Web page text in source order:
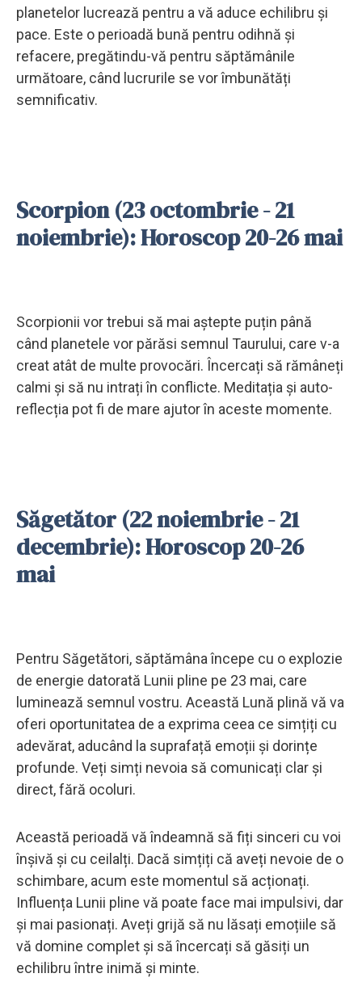
planetelor lucrează pentru a vă aduce echilibru și
pace. Este o perioadă bună pentru odihnă și
refacere, pregătindu-vă pentru săptămânile
următoare, când lucrurile se vor îmbunătăți
semnificativ.
Scorpion (23 octombrie - 21
noiembrie): Horoscop 20-26 mai
Scorpionii vor trebui să mai aștepte puțin până
când planetele vor părăsi semnul Taurului, care v-a
creat atât de multe provocări. Încercați să rămâneți
calmi și să nu intrați în conflicte. Meditația și auto-
reflecția pot fi de mare ajutor în aceste momente.
Săgetător (22 noiembrie - 21
decembrie): Horoscop 20-26
mai
Pentru Săgetători, săptămâna începe cu o explozie
de energie datorată Lunii pline pe 23 mai, care
luminează semnul vostru. Această Lună plină vă va
oferi oportunitatea de a exprima ceea ce simțiți cu
adevărat, aducând la suprafață emoții și dorințe
profunde. Veți simți nevoia să comunicați clar și
direct, fără ocoluri.
Această perioadă vă îndeamnă să fiți sinceri cu voi
înșivă și cu ceilalți. Dacă simțiți că aveți nevoie de o
schimbare, acum este momentul să acționați.
Influența Lunii pline vă poate face mai impulsivi, dar
și mai pasionați. Aveți grijă să nu lăsați emoțiile să
vă domine complet și să încercați să găsiți un
echilibru între inimă și minte.